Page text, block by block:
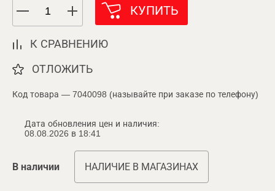
КУПИТЬ
К СРАВНЕНИЮ
ОТЛОЖИТЬ
Код товара — 7040098 (называйте при заказе по телефону)
Дата обновления цен и наличия:
08.08.2026 в 18:41
В наличии НАЛИЧИЕ В МАГАЗИНАХ